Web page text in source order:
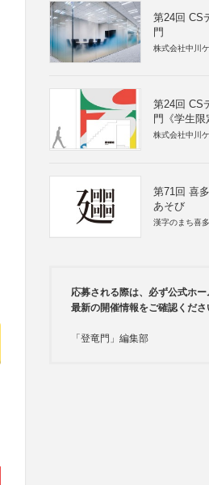
第24回 CS
門
株式会社中川
第24回 CS
門《学生限
株式会社中川
第71回 喜
あそび
漢字のまち喜
応募される際は、必ず公式ホー
最新の開催情報をご確認くださ
「登竜門」編集部